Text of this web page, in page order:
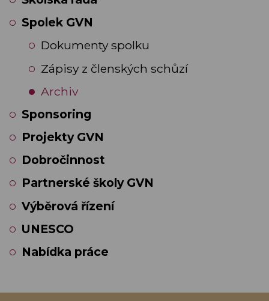
Spolek GVN
Dokumenty spolku
Zápisy z členských schůzí
Archiv
Sponsoring
Projekty GVN
Dobročinnost
Partnerské školy GVN
Výběrová řízení
UNESCO
Nabídka práce